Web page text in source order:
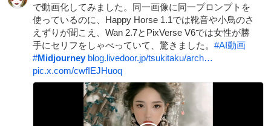
で動画化してみました。同一画像に同一プロンプトを
使っているのに、Happy Horse 1.1では靴音や小鳥のさ
えずりが聞こえ、Wan 2.7とPixVerse V6では女性が勝
手にセリフをしゃべっていて、驚きました。 #AI動画
#Midjourney blog.livedoor.jp/tsukitaku/arch…
pic.x.com/cwfIEJHuoq